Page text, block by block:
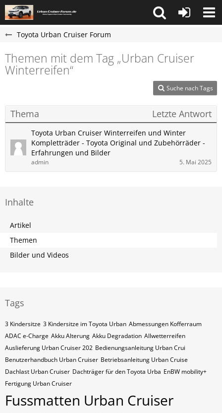
Toyota Urban Cruiser Forum
Themen mit dem Tag „Urban Cruiser
Winterreifen“
Suche nach Tags
Thema Letzte Antwort
Toyota Urban Cruiser Winterreifen und Winter
Kompletträder - Toyota Original und Zubehörräder -
Erfahrungen und Bilder
admin 5. Mai 2025
Inhalte
Artikel
Themen
Bilder und Videos
Tags
3 Kindersitze 3 Kindersitze im Toyota Urban Abmessungen Kofferraum
ADAC e-Charge Akku Alterung Akku Degradation Allwetterreifen
Auslieferung Urban Cruiser 202 Bedienungsanleitung Urban Crui
Benutzerhandbuch Urban Cruiser Betriebsanleitung Urban Cruise
Dachlast Urban Cruiser Dachträger für den Toyota Urba EnBW mobility+
Fertigung Urban Cruiser
Fussmatten Urban Cruiser